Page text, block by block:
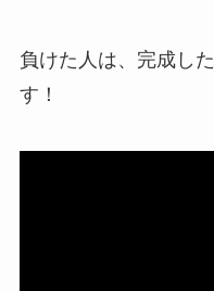
負けた人は、完成した
す！